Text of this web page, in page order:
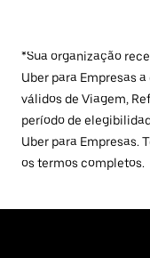
*Sua organização
Uber para Empresas
válidos de Viagem,
período de
Uber para Empresas.
os termos completos.